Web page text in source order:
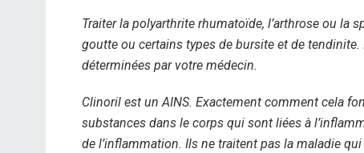
Traiter la polyarthrite rhumatoïde, l’arthrose ou la
goutte ou certains types de bursite et de
déterminées par votre médecin.
Clinoril est un AINS. Exactement comment cela
substances dans le corps qui sont liées à
de l’inflammation. Ils ne traitent pas la maladie